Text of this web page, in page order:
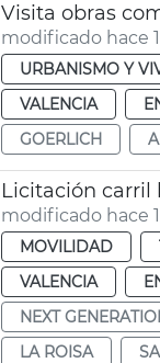
Visita obras
modificado hace
URBANISMO Y
VALENCIA
GOERLICH
Licitación carril
modificado hace
MOVILIDAD
VALENCIA
NEXT
LA ROISA